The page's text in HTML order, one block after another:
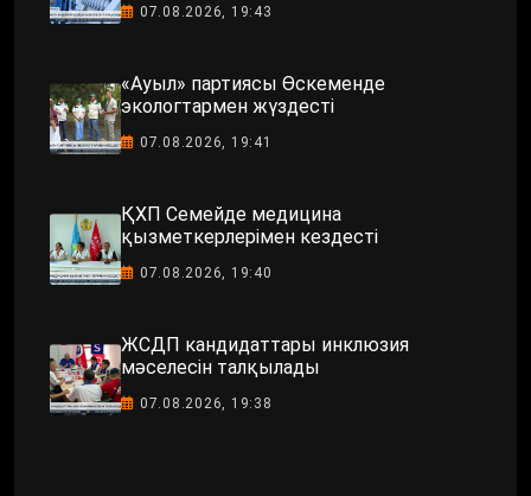
07.08.2026, 19:43
«Ауыл» партиясы Өскеменде
экологтармен жүздесті
07.08.2026, 19:41
ҚХП Семейде медицина
қызметкерлерімен кездесті
07.08.2026, 19:40
ЖСДП кандидаттары инклюзия
мәселесін талқылады
07.08.2026, 19:38